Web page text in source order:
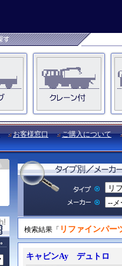
お客様窓口 ご購入について
検索結果「 リファインパー
キャビンAy デュトロ